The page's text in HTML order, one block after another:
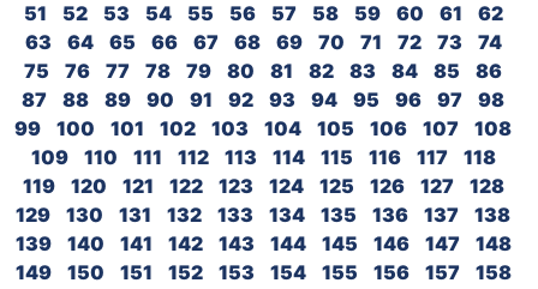
51
52 53 54 55 56 57 58 59 60 61
62
63
64 65 66 67 68 69 70 71 72 73
74
75
76 77 78 79 80 81 82 83 84 85
86
87
88 89 90 91 92 93 94 95 96 97
98
99
100 101 102 103 104 105 106 107
108
109
110 111 112 113 114 115 116 117
118
119
120 121 122 123 124 125 126 127
128
129
130 131 132 133 134 135 136 137
138
139
140 141 142 143 144 145 146 147
148
149
150 151 152 153 154 155 156 157
158